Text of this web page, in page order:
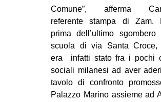
Comune”, afferma
referente stampa di Zam.
prima dell’ultimo sgombero
scuola di via Santa Croce,
era infatti stato fra i pochi
sociali milanesi ad aver
tavolo di confronto
Palazzo Marino assieme ad